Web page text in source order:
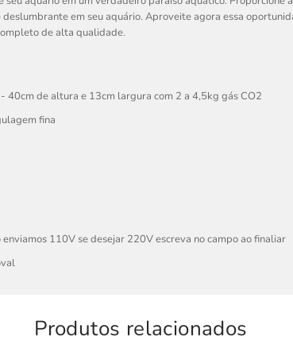
em seu aquário. Aproveite agora essa
de alta qualidade.
40cm de altura e 13cm largura com 2 a 4,5kg gás CO2
fina
110V se desejar 220V escreva no campo ao finaliar
Produtos relacionados